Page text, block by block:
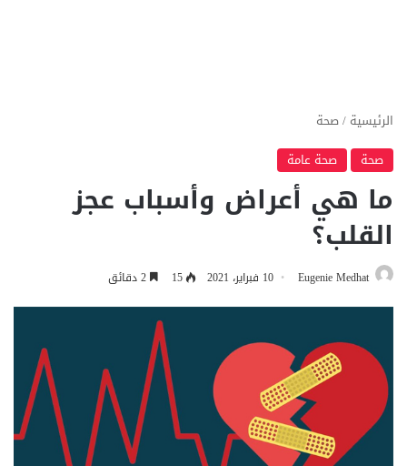
الرئيسية /صحة
صحة
صحة عامة
ما هي أعراض وأسباب عجز
القلب؟
Eugenie Medhat 10 فبراير، 2021 15